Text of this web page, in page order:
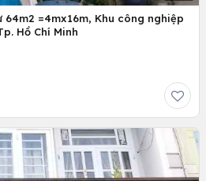
=4mx16m, Khu công nghiệp
Hồ Chí Minh